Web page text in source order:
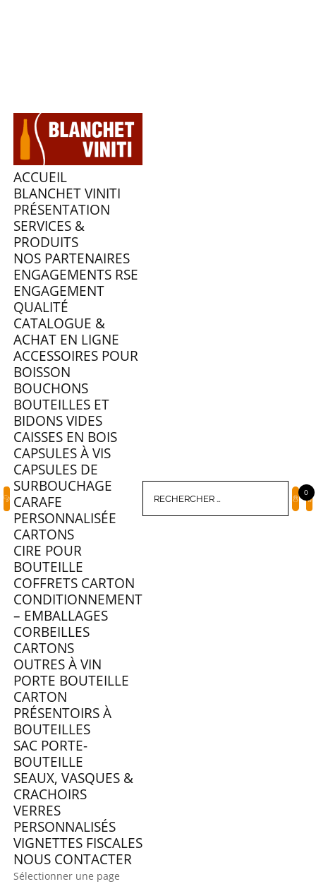
ACCUEIL
BLANCHET VINITI
PRÉSENTATION
SERVICES &
PRODUITS
NOS PARTENAIRES
ENGAGEMENTS RSE
ENGAGEMENT
QUALITÉ
CATALOGUE &
ACHAT EN LIGNE
ACCESSOIRES POUR
BOISSON
BOUCHONS
BOUTEILLES ET
BIDONS VIDES
CAISSES EN BOIS
CAPSULES À VIS
CAPSULES DE
SURBOUCHAGE
CARAFE
PERSONNALISÉE
CARTONS
CIRE POUR
BOUTEILLE
COFFRETS CARTON
CONDITIONNEMENT
– EMBALLAGES
CORBEILLES
CARTONS
OUTRES À VIN
PORTE BOUTEILLE
CARTON
PRÉSENTOIRS À
BOUTEILLES
SAC PORTE-
BOUTEILLE
SEAUX, VASQUES &
CRACHOIRS
VERRES
PERSONNALISÉS
VIGNETTES FISCALES
NOUS CONTACTER
Sélectionner une page
0